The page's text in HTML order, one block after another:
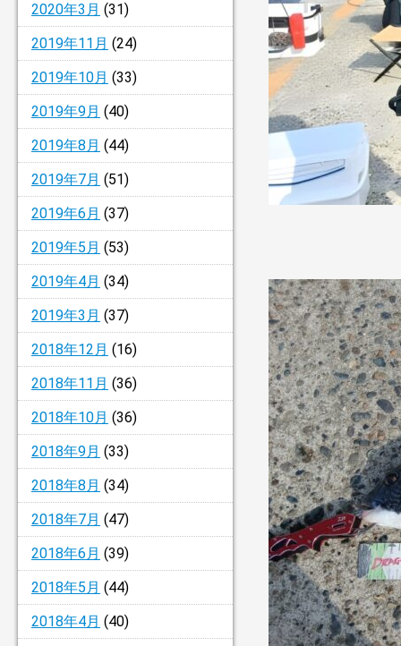
2020年3月 (31)
2019年11月 (24)
2019年10月 (33)
2019年9月 (40)
2019年8月 (44)
2019年7月 (51)
2019年6月 (37)
2019年5月 (53)
2019年4月 (34)
2019年3月 (37)
2018年12月 (16)
2018年11月 (36)
2018年10月 (36)
2018年9月 (33)
2018年8月 (34)
2018年7月 (47)
2018年6月 (39)
2018年5月 (44)
2018年4月 (40)